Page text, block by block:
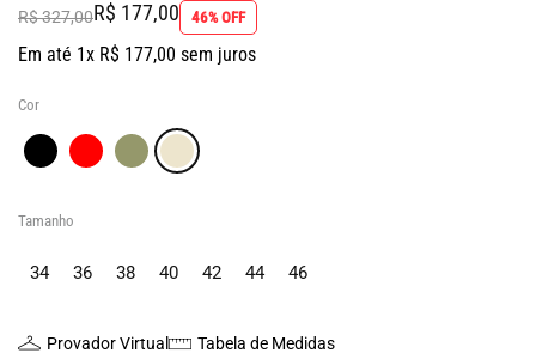
R$ 327,00R$ 177,00 46% OFF
Em até 1x R$ 177,00 sem juros
Cor
Tamanho
34 36 38 40 42 44 46
Provador Virtual Tabela de Medidas